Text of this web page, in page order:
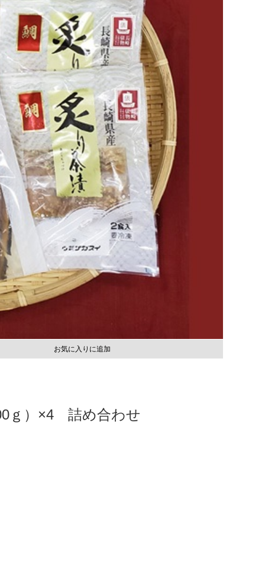
お気に入りに追加
ｇ）×4 詰め合わせ